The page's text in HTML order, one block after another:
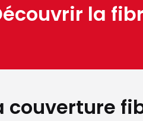
la
couverture